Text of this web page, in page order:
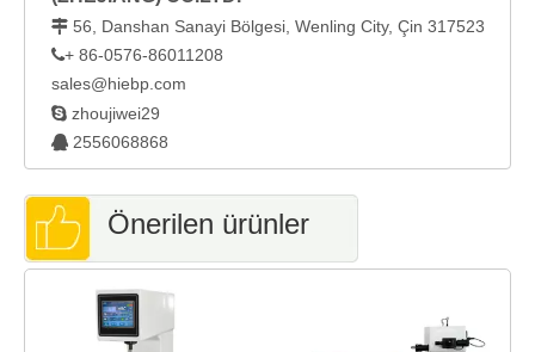
 56, Danshan Sanayi Bölgesi, Wenling City, Çin 317523
+ 86-0576-86011208
sales@hiebp.com
 zhoujiwei29
 2556068868
Önerilen ürünler